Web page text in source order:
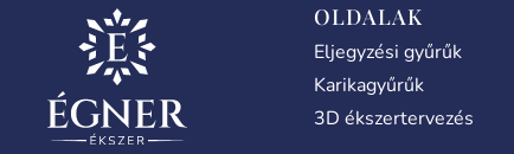
OLDALAK
Eljegyzési gyűrűk
Karikagyűrűk
3D ékszertervezés